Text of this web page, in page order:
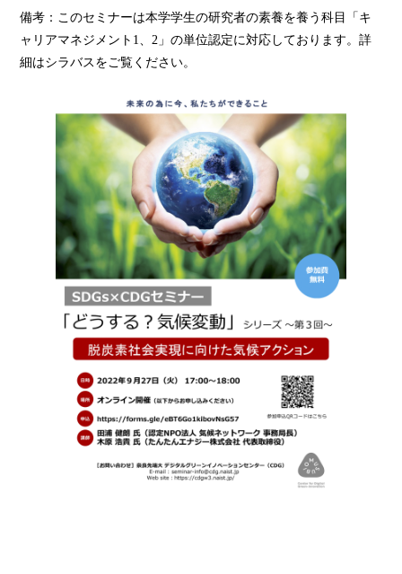
備考：このセミナーは本学学生の研究者の素養を養う科目「キ
ャリアマネジメント1、2」の単位認定に対応しております。詳
細はシラバスをご覧ください。